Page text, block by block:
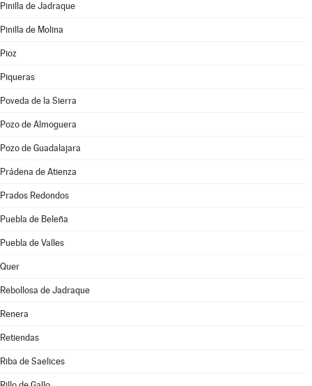
Pinilla de Jadraque
Pinilla de Molina
Pioz
Piqueras
Poveda de la Sierra
Pozo de Almoguera
Pozo de Guadalajara
Prádena de Atienza
Prados Redondos
Puebla de Beleña
Puebla de Valles
Quer
Rebollosa de Jadraque
Renera
Retiendas
Riba de Saelices